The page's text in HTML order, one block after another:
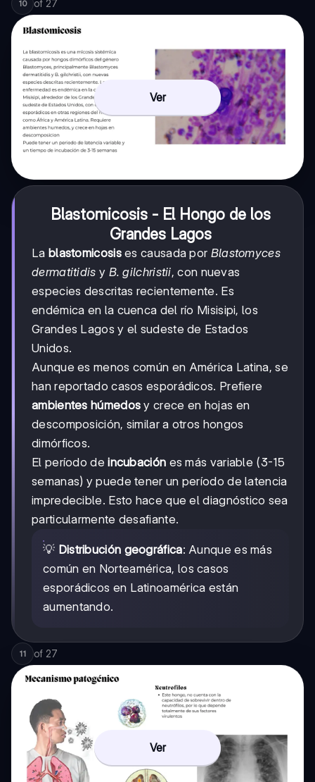
10 of 27
Ver
Blastomicosis - El Hongo de los
Grandes Lagos
La blastomicosises causada por Blastomyces
dermatitidis y B. gilchristii, con nuevas
especies descritas recientemente. Es
endémica en la cuenca del río Misisipi, los
Grandes Lagos y el sudeste de Estados
Unidos.
Aunque es menos común en América Latina, se
han reportado casos esporádicos. Prefiere
ambientes húmedos y crece en hojas en
descomposición, similar a otros hongos
dimórficos.
El período deincubación es más variable (3-15
semanas) y puede tener un período de latencia
impredecible. Esto hace que el diagnóstico sea
particularmente desafiante.
💡 Distribución geográfica: Aunque es más
común en Norteamérica, los casos
esporádicos en Latinoamérica están
aumentando.
11 of 27
Ver